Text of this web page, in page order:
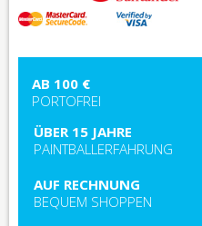
AB 100 €
PORTOFREI
ÜBER 15 JAHRE
PAINTBALLERFAHRUNG
AUF RECHNUNG
BEQUEM SHOPPEN